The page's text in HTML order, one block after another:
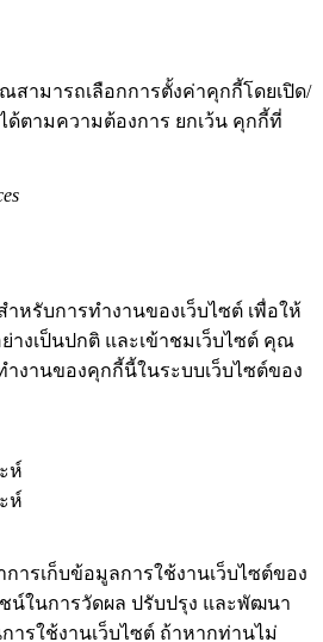
สามารถเลือกการตั้งค่าคุกกี้โดยเปิด/
ด้ตามความต้องการ ยกเว้น คุกกี้ที่
หรับการทำงานของเว็บไซต์ เพื่อให้
างเป็นปกติ และเข้าชมเว็บไซต์ คุณ
งานของคุกกี้นี้ในระบบเว็บไซต์ของ
ห์
ห์
ารเก็บข้อมูลการใช้งานเว็บไซต์ของ
น์ในการวัดผล ปรับปรุง และพัฒนา
ารใช้งานเว็บไซต์ ถ้าหากท่านไม่